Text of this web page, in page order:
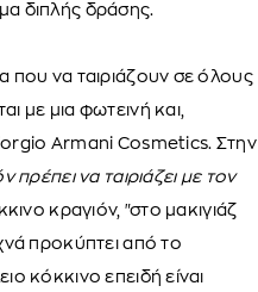
διπλής δράσης.
να ταιριάζουν σε όλους
με μια φωτεινή και,
Armani Cosmetics. Στην
να ταιριάζει με τον
κραγιόν, "στο μακιγιάζ
προκύπτει από το
κόκκινο επειδή είναι